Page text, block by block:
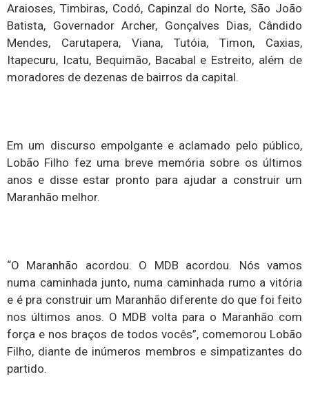
Araioses, Timbiras, Codó, Capinzal do Norte, São João
Batista, Governador Archer, Gonçalves Dias, Cândido
Mendes, Carutapera, Viana, Tutóia, Timon, Caxias,
Itapecuru, Icatu, Bequimão, Bacabal e Estreito, além de
moradores de dezenas de bairros da capital.
Em um discurso empolgante e aclamado pelo público,
Lobão Filho fez uma breve memória sobre os últimos
anos e disse estar pronto para ajudar a construir um
Maranhão melhor.
“O Maranhão acordou. O MDB acordou. Nós vamos
numa caminhada junto, numa caminhada rumo a vitória
e é pra construir um Maranhão diferente do que foi feito
nos últimos anos. O MDB volta para o Maranhão com
força e nos braços de todos vocês”, comemorou Lobão
Filho, diante de inúmeros membros e simpatizantes do
partido.